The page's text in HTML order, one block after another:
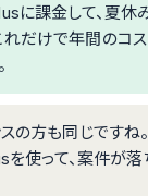
に課金して、夏休
れだけで年間のコ
スの方も同じですね
を使って、案件が